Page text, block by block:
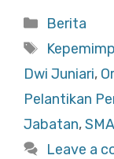
c
e
b
o
o
k
at
s
A
p
p
Categories
Berita
Tags
Dwi Juniari,
Pelantikan
Jabatan,
Leave a